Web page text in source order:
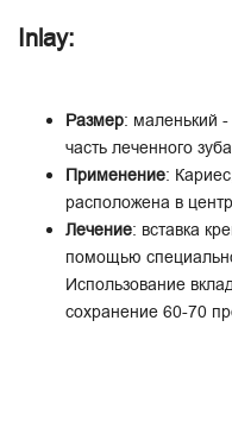
Inlay:
Размер: маленький -
часть леченного
Применение:
расположена в
Лечение: вставка
помощью
Использование
сохранение 60-70